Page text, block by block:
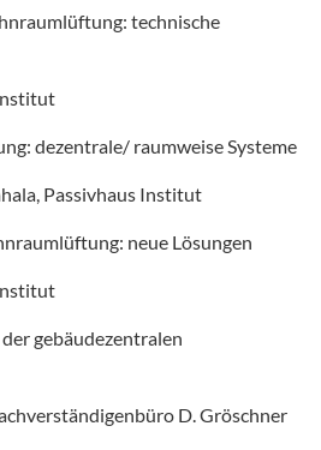
technische
dezentrale/ raumweise Systeme
Passivhaus Institut
neue Lösungen
gebäudezentralen
D. Gröschner